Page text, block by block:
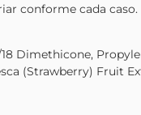
conforme cada caso.
Dimethicone,
(Strawberry) Fruit